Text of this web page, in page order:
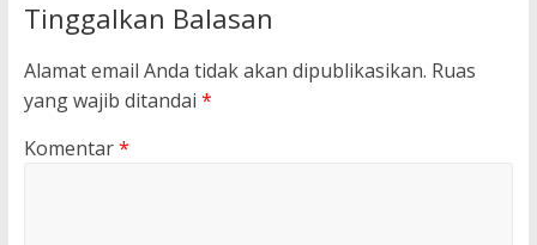
Tinggalkan Balasan
Alamat email Anda tidak akan dipublikasikan. Ruas
yang wajib ditandai *
Komentar*